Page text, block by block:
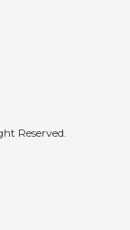
Reserved.